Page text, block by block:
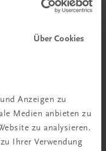
Über Cookies
Anzeigen zu
Medien anbieten zu
zu analysieren.
Ihrer Verwendung